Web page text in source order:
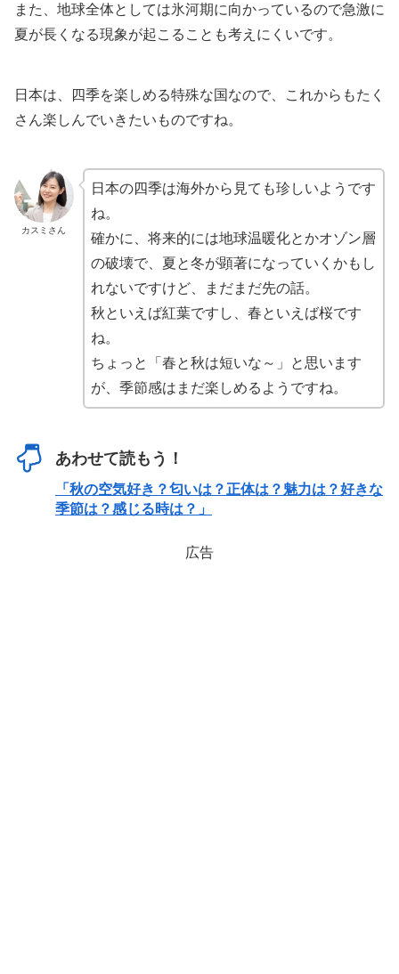
また、地球全体としては氷河期に向かっているので急激に
夏が長くなる現象が起こることも考えにくいです。
日本は、四季を楽しめる特殊な国なので、これからもたく
さん楽しんでいきたいものですね。
カスミさん
日本の四季は海外から見ても珍しいようです
ね。
確かに、将来的には地球温暖化とかオゾン層
の破壊で、夏と冬が顕著になっていくかもし
れないですけど、まだまだ先の話。
秋といえば紅葉ですし、春といえば桜です
ね。
ちょっと「春と秋は短いな～」と思います
が、季節感はまだ楽しめるようですね。
あわせて読もう！
「秋の空気好き？匂いは？正体は？魅力は？好きな
季節は？感じる時は？」
広告